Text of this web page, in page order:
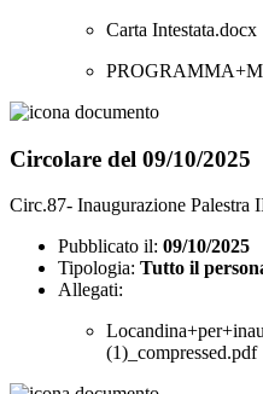
Carta Intestata.docx
Circolare del 09/10/2025
Circ.87- Inaugurazione Palestra
Pubblicato il: 09/10/2025
Tipologia: Tutto il
Allegati:
(1)_compressed.pdf